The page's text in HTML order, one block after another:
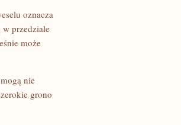
oznacza
przedziale
może
nie
grono